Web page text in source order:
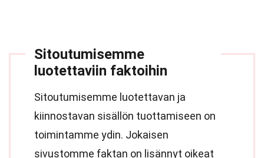
Sitoutumisemme
luotettaviin faktoihin
Sitoutumisemme luotettavan ja
kiinnostavan sisällön tuottamiseen on
toimintamme ydin. Jokaisen
sivustomme faktan on lisännyt oikeat